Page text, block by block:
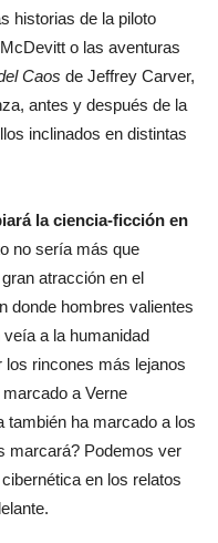
historias de la piloto
o las aventuras
Caos de Jeffrey Carver,
antes y después de la
inclinados en distintas
la ciencia-ficción en
no sería más que
atracción en el
donde hombres valientes
a la humanidad
los rincones más lejanos
a Verne
también ha marcado a los
marcará? Podemos ver
en los relatos